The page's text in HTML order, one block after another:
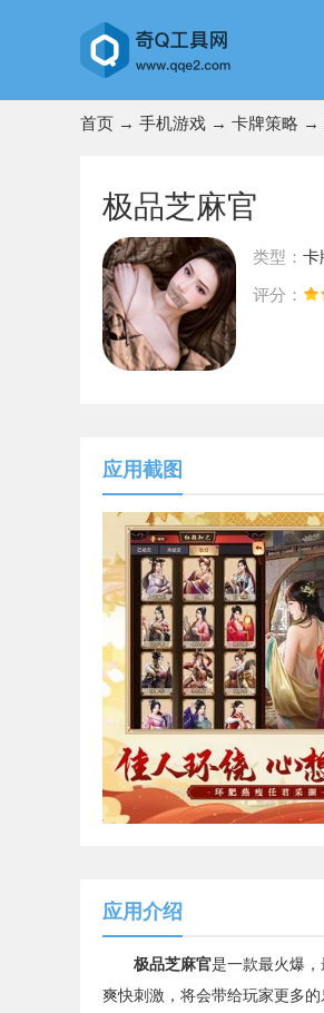
首页 → 手机游戏 → 卡牌策略 →
极品芝麻官
类型： 卡
评分：
应用截图
应用介绍
极品芝麻官是一款最火爆
爽快刺激，将会带给玩家更多